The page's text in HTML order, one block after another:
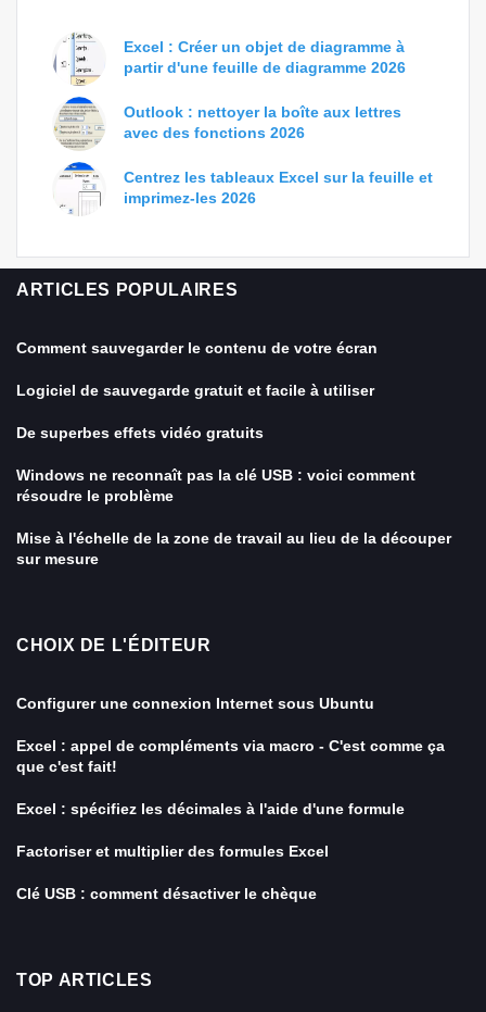
Excel : Créer un objet de diagramme à
partir d'une feuille de diagramme 2026
Outlook : nettoyer la boîte aux lettres
avec des fonctions 2026
Centrez les tableaux Excel sur la feuille et
imprimez-les 2026
ARTICLES POPULAIRES
Comment sauvegarder le contenu de votre écran
Logiciel de sauvegarde gratuit et facile à utiliser
De superbes effets vidéo gratuits
Windows ne reconnaît pas la clé USB : voici comment
résoudre le problème
Mise à l'échelle de la zone de travail au lieu de la découper
sur mesure
CHOIX DE L'ÉDITEUR
Configurer une connexion Internet sous Ubuntu
Excel : appel de compléments via macro - C'est comme ça
que c'est fait!
Excel : spécifiez les décimales à l'aide d'une formule
Factoriser et multiplier des formules Excel
Clé USB : comment désactiver le chèque
TOP ARTICLES